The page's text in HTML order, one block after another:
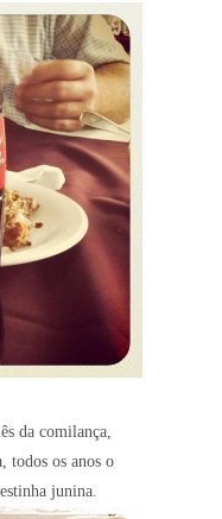
da comilança,
todos os anos o
junina.